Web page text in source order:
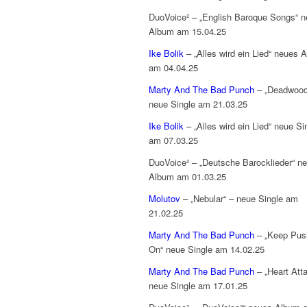
DuoVoice² – „English Baroque Songs“
Album am 15.04.25
Ike Bolik – „Alles wird ein Lied“ neues
am 04.04.25
Marty And The Bad Punch –
neue Single am 21.03.25
Ike Bolik – „Alles wird ein Lied“ neue
am 07.03.25
DuoVoice² – „Deutsche Barocklieder“
Album am 01.03.25
Molutov – „Nebular“ – neue Single am
21.02.25
Marty And The Bad Punch – „Keep
On“ neue Single am 14.02.25
Marty And The Bad Punch – „Heart
neue Single am 17.01.25